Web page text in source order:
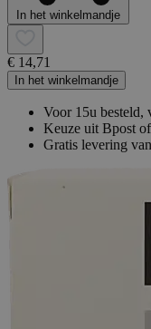
In het winkelmandje
€ 14,71
In het winkelmandje
Voor 15u besteld,
Keuze uit Bpost
Gratis levering